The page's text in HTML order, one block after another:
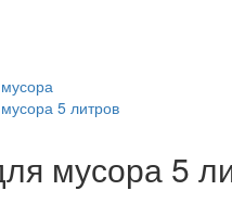
5 литров
мусора 5